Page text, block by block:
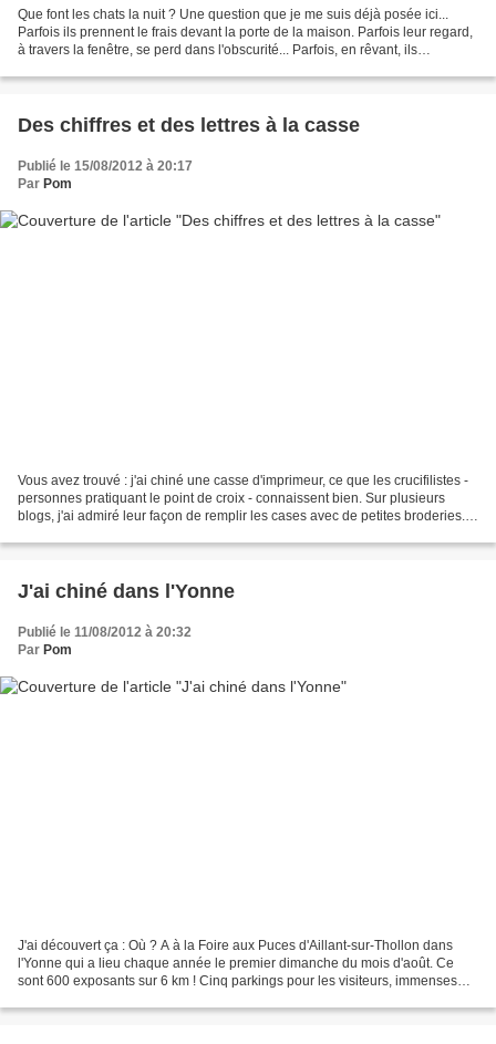
Que font les chats la nuit ? Une question que je me suis déjà posée ici...
Parfois ils prennent le frais devant la porte de la maison. Parfois leur regard,
à travers la fenêtre, se perd dans l'obscurité... Parfois, en rêvant, ils
Des chiffres et des lettres à la casse
Publié le 15/08/2012 à 20:17
Par Pom
Vous avez trouvé : j'ai chiné une casse d'imprimeur, ce que les crucifilistes -
personnes pratiquant le point de croix - connaissent bien. Sur plusieurs
blogs, j'ai admiré leur façon de remplir les cases avec de petites broderies.
J'ai chiné dans l'Yonne
Publié le 11/08/2012 à 20:32
Par Pom
J'ai découvert ça : Où ? A à la Foire aux Puces d'Aillant-sur-Thollon dans
l'Yonne qui a lieu chaque année le premier dimanche du mois d'août. Ce
sont 600 exposants sur 6 km ! Cinq parkings pour les visiteurs, immenses